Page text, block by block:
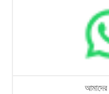
আমাদের